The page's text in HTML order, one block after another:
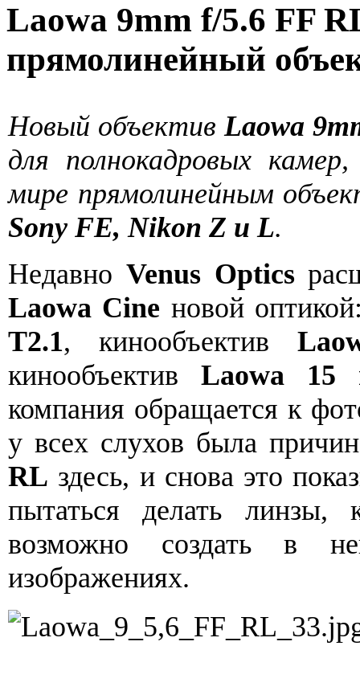
Laowa 9mm f/5.6 FF
прямолинейный
Новый объективLaowa
для полнокадровых
мире прямолинейным
Sony FE, Nikon Z и L.
Недавно Venus Optics
Laowa Cine новой
T2.1, кинообъектив
кинообъектив Laowa 15
компания обращается к
у всех слухов была
RL здесь, и снова это
пытаться делать
возможно создать в
изображениях.